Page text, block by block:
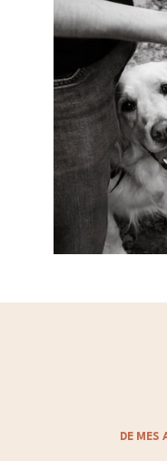
DE MES